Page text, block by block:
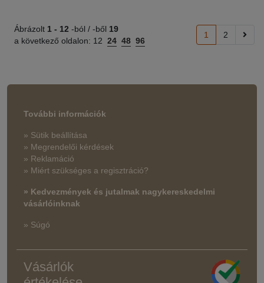
Ábrázolt 1 - 12 -ból / -ből 19
a következő oldalon: 12 24 48 96
1 2
További információk
» Sütik beállítása
» Megrendelői kérdések
» Reklamáció
» Miért szükséges a regisztráció?
» Kedvezmények és jutalmak nagykereskedelmi
vásárlóinknak
» Súgó
Vásárlók